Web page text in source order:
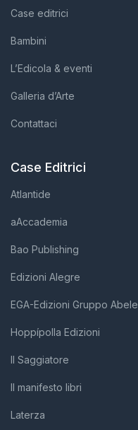
Case editrici
Bambini
L’Edicola & eventi
Galleria d’Arte
Contattaci
Case Editrici
Atlantide
aAccademia
Bao Publishing
Edizioni Alegre
EGA-Edizioni Gruppo Abele
Hoppípolla Edizioni
Il Saggiatore
Il manifesto libri
Laterza